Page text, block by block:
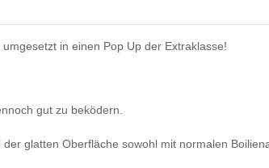
in einen Pop Up der Extraklasse!
gut zu beködern.
glatten Oberfläche sowohl mit normalen